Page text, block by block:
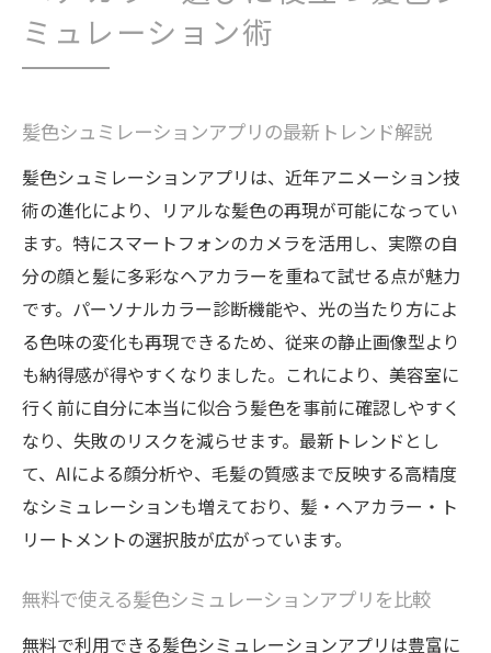
髪色診断カメラと併用したシミュレーショ
ン術
トリートメントを意識したサイト活用のポ
髪・ヘアカラーを楽しむための新定番アプロー
チ
髪色シュミレーションで迷わない髪・ヘア
カラー選び
トリートメントと髪色診断で美髪を叶える
方法
髪とヘアカラーを長く楽しむための実践ア
ドバイス
髪色チェンジを安心して楽しむ最新テクニ
ック
髪・ヘアカラーの相性をアニメーションで
比較
ミュレーション術
髪色シュミレーションアプリの最新トレンド解説
髪色シュミレーションアプリは、近年アニメーション技
術の進化により、リアルな髪色の再現が可能になってい
ます。特にスマートフォンのカメラを活用し、実際の自
分の顔と髪に多彩なヘアカラーを重ねて試せる点が魅力
です。パーソナルカラー診断機能や、光の当たり方によ
る色味の変化も再現できるため、従来の静止画像型より
も納得感が得やすくなりました。これにより、美容室に
行く前に自分に本当に似合う髪色を事前に確認しやすく
なり、失敗のリスクを減らせます。最新トレンドとし
て、AIによる顔分析や、毛髪の質感まで反映する高精度
なシミュレーションも増えており、髪・ヘアカラー・ト
リートメントの選択肢が広がっています。
無料で使える髪色シミュレーションアプリを比較
無料で利用できる髪色シミュレーションアプリは豊富に